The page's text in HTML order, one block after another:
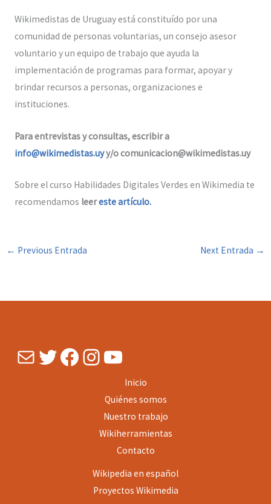
Wikimedistas de Uruguay está constituído por una
comunidad de personas voluntarias, un consejo asesor
voluntario y un equipo de trabajo que ayuda la
implementación de programas para formar, apoyar y
brindar recursos a personas, organizaciones e
instituciones.
Para entrevistas y consultas, escribir a
info@wikimedistas.uyy/o comunicacion@wikimedistas.uy
Sobre el curso Habilidades Digitales Verdes en Wikimedia te
recomendamos leereste artículo.
← Previous Entrada Next Entrada →
MailTwitter
Facebook
Instagram
YouTube
Inicio
Quiénes somos
Nuestro trabajo
Wikiherramientas
Contacto
Wikipedia en español
Proyectos Wikimedia